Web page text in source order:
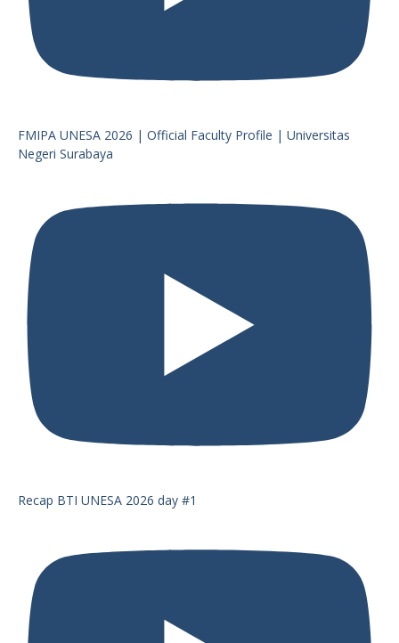
FMIPA UNESA 2026 | Official Faculty Profile | Universitas
Negeri Surabaya
Recap BTI UNESA 2026 day #1